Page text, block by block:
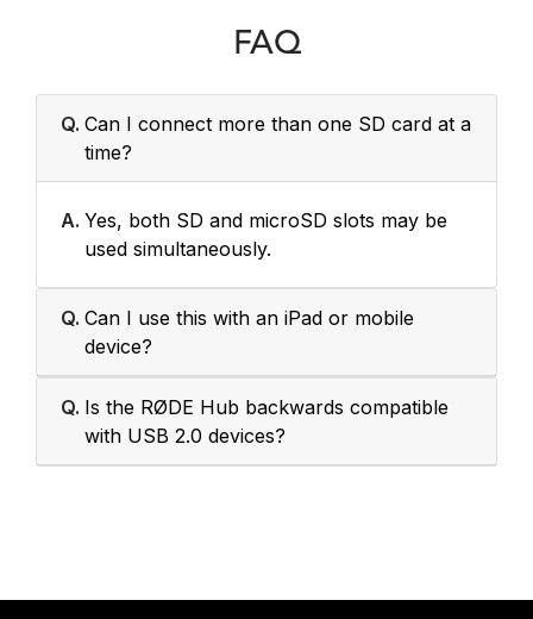
FAQ
Q. Can I connect more than one SD card at a
time?
A. Yes, both SD and microSD slots may be
used simultaneously.
Q. Can I use this with an iPad or mobile
device?
Q. Is the RØDE Hub backwards compatible
with USB 2.0 devices?